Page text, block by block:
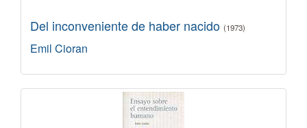
Del inconveniente de haber nacido (1973)
Emil Cioran